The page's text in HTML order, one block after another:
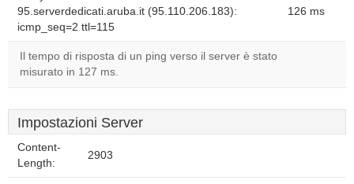
95.serverdedicati.aruba.it (95.110.206.183):
icmp_seq=2 ttl=115
126 ms
Il tempo di risposta di un ping verso il server è stato
misurato in 127 ms.
Impostazioni Server
Content-
Length:
2903